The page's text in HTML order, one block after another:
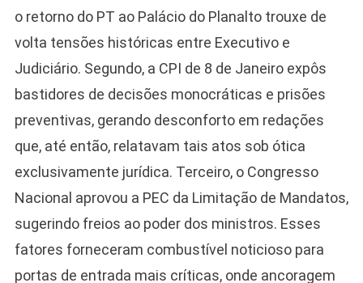
o retorno do PT ao Palácio do Planalto trouxe de
volta tensões históricas entre Executivo e
Judiciário. Segundo, a CPI de 8 de Janeiro expôs
bastidores de decisões monocráticas e prisões
preventivas, gerando desconforto em redações
que, até então, relatavam tais atos sob ótica
exclusivamente jurídica. Terceiro, o Congresso
Nacional aprovou a PEC da Limitação de Mandatos,
sugerindo freios ao poder dos ministros. Esses
fatores forneceram combustível noticioso para
portas de entrada mais críticas, onde ancoragem